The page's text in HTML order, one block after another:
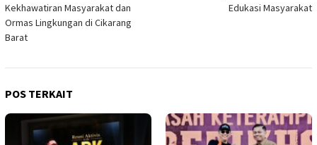
Kekhawatiran Masyarakat dan
Ormas Lingkungan di Cikarang
Barat
Edukasi Masyarakat
POS TERKAIT